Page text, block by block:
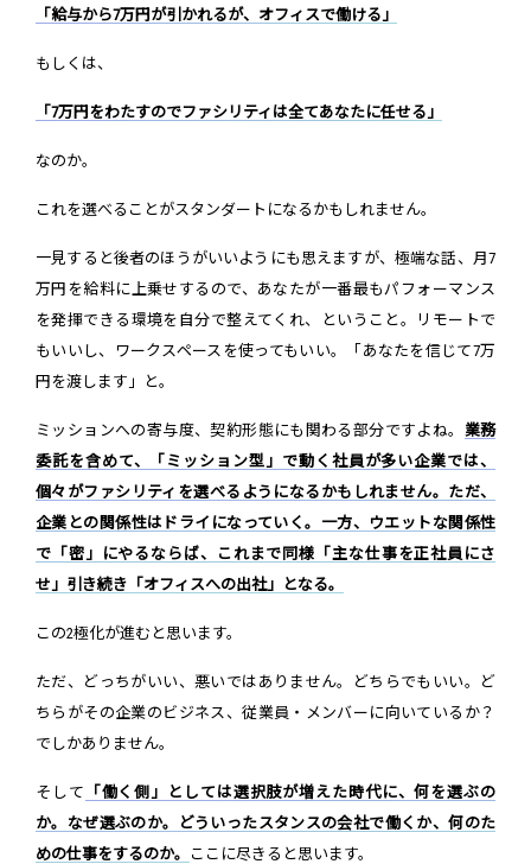
「給与から7万円が引かれるが、オフィスで働ける」
もしくは、
「7万円をわたすのでファシリティは全てあなたに任せる」
なのか。
これを選べることがスタンダートになるかもしれません。
一見すると後者のほうがいいようにも思えますが、極端な話、月7
万円を給料に上乗せするので、あなたが一番最もパフォーマンス
を発揮できる環境を自分で整えてくれ、ということ。リモートで
もいいし、ワークスペースを使ってもいい。「あなたを信じて7万
円を渡します」と。
ミッションへの寄与度、契約形態にも関わる部分ですよね。 業務
委託を含めて、「ミッション型」で動く社員が多い企業では、
個々がファシリティを選べるようになるかもしれません。ただ、
企業との関係性はドライになっていく。一方、ウエットな関係性
で「密」にやるならば、これまで同様「主な仕事を正社員にさ
せ」引き続き「オフィスへの出社」となる。
この2極化が進むと思います。
ただ、どっちがいい、悪いではありません。どちらでもいい。ど
ちらがその企業のビジネス、従業員・メンバーに向いているか？
でしかありません。
そして
「働く側」としては選択肢が増えた時代に、何を選ぶの
か。なぜ選ぶのか。どういったスタンスの会社で働くか、何のた
めの仕事をするのか。
ここに尽きると思います。